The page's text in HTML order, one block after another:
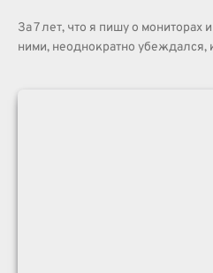
За 7 лет, что я пишу о
ними, неоднократно убеждался,